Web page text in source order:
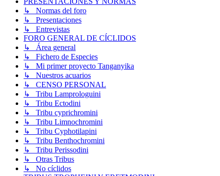
↳ Normas del foro
↳ Presentaciones
↳ Entrevistas
FORO GENERAL DE CÍCLIDOS
↳ Área general
↳ Fichero de Especies
↳ Mi primer proyecto Tanganyika
↳ Nuestros acuarios
↳ CENSO PERSONAL
↳ Tribu Lamprologuini
↳ Tribu Ectodini
↳ Tribu cyprichromini
↳ Tribu Limnochromini
↳ Tribu Cyphotilapini
↳ Tribu Benthochromini
↳ Tribu Perissodini
↳ Otras Tribus
↳ No cíclidos